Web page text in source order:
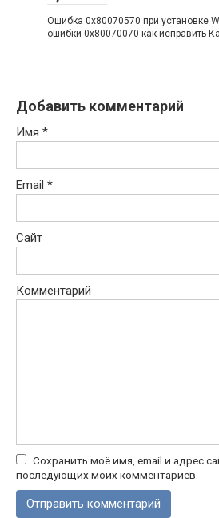
Ошибка 0x80070570 при установке
ошибки 0x80070070 как исправить
Добавить комментарий
Имя *
Email *
Сайт
Комментарий
Сохранить моё имя, email и адрес
последующих моих комментариев.